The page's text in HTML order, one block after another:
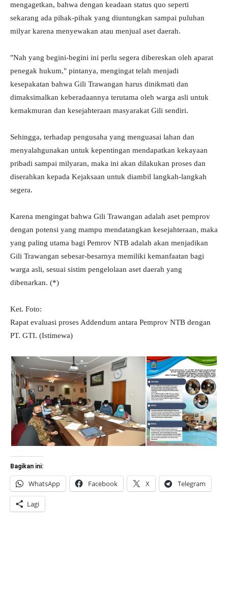
mengagetkan, bahwa dengan keadaan status quo seperti
sekarang ada pihak-pihak yang diuntungkan sampai puluhan
milyar karena menyewakan atau menjual aset daerah.
"Nah yang begini-begini ini perlu segera dibereskan oleh aparat
penegak hukum," pintanya, mengingat telah menjadi
kesepakatan bahwa Gili Trawangan harus dinikmati dan
dimaksimalkan keberadaannya terutama oleh warga asli untuk
kemakmuran dan kesejahteraan masyarakat Gili sendiri.
Sehingga, terhadap pengusaha yang menguasai lahan dan
menyalahgunakan untuk kepentingan mendapatkan kekayaan
pribadi sampai milyaran, maka ini akan dilakukan proses dan
diserahkan kepada Kejaksaan untuk diambil langkah-langkah
segera.
Karena mengingat bahwa Gili Trawangan adalah aset pemprov
dengan potensi yang mampu mendatangkan kesejahteraan, maka
yang paling utama bagi Pemrov NTB adalah akan menjadikan
Gili Trawangan sebesar-besarnya memiliki kemanfaatan bagi
warga asli, sesuai sistim pengelolaan aset daerah yang
dibenarkan. (*)
Ket. Foto:
Rapat evaluasi proses Addendum antara Pemprov NTB dengan
PT. GTI. (Istimewa)
Bagikan ini:
WhatsApp Facebook X Telegram
Lagi